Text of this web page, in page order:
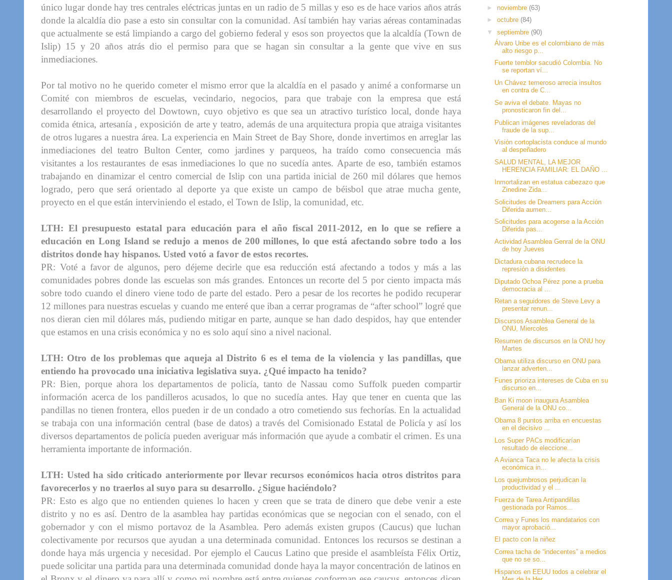
único lugar donde hay tres centrales eléctricas juntas en un radio de 5 millas y eso es de hace varios años atrás
donde la alcaldía dio pase a esto sin consultar con la comunidad. Así también hay varias aéreas contaminadas
que actualmente se está limpiando a cargo del gobierno federal y esos son proyectos que la alcaldía (Town de
Islip) 15 y 20 años atrás dio el permiso para que se hagan sin consultar a la gente que vive en sus
inmediaciones.
Por tal motivo no he querido cometer el mismo error que la alcaldía en el pasado y animé a conformarse un
Comité con miembros de escuelas, vecindario, negocios, para que trabaje con la empresa que está
desarrollando el proyecto del Dowtown, cuyo objetivo es que sea un atractivo turístico local, donde haya
comida étnica, artesanía , exposición de arte y teatro, además de una arquitectura propia que atraiga visitantes
de otros lugares a nuestra área. La experiencia en Main Street de Bay Shore, donde invertimos en arreglar las
inmediaciones del teatro Bulton Center, como jardines y parqueos, ha traído como consecuencia más
visitantes a los restaurantes de esas inmediaciones lo que no sucedía antes. Aparte de eso, también estamos
trabajando en dinamizar el centro comercial de Islip con una partida inicial de 260 mil dólares que hemos
logrado, pero que será orientado al deporte ya que existe un campo de béisbol que atrae mucha gente,
proyecto en el que están interviniendo el estado, el Town de Islip, la comunidad, etc.
LTH: El presupuesto estatal para educación para el año fiscal 2011-2012, en lo que se refiere a
educación en Long Island se redujo a menos de 200 millones, lo que está afectando sobre todo a los
distritos donde hay hispanos. Usted votó a favor de estos recortes.
PR: Voté a favor de algunos, pero déjeme decirle que esa reducción está afectando a todos y más a las
comunidades pobres donde las escuelas son más grandes. Entonces un recorte del 5 por ciento impacta más
sobre todo cuando el dinero viene todo de parte del estado. Pero a pesar de los recortes he podido recuperar
12 millones para nuestras escuelas y cuando me enteré que iban a cerrar programas de “after school” logré que
nos dieran cien mil dólares más, pudiendo mitigar en parte, aunque se han dado despidos, hay que entender
que estamos en una crisis económica y no es solo aquí sino a nivel nacional.
LTH: Otro de los problemas que aqueja al Distrito 6 es el tema de la violencia y las pandillas, que
entiendo ha provocado una iniciativa legislativa suya. ¿Qué impacto ha tenido?
PR: Bien, porque ahora los departamentos de policía, tanto de Nassau como Suffolk pueden compartir
información acerca de los pandilleros acusados, lo que no sucedía antes. Hay que tener en cuenta que las
pandillas no tienen frontera, ellos pueden ir de un condado a otro cometiendo sus fechorías. En la actualidad
se trabaja con una información central (base de datos) a través del Comisionado Estatal de Policía y así los
diversos departamentos de policía pueden averiguar más información que ayude a combatir el crimen. Es una
herramienta importante de información.
LTH: Usted ha sido criticado anteriormente por llevar recursos económicos hacia otros distritos para
favorecerlos y no traerlos al suyo para su desarrollo. ¿Sigue haciéndolo?
PR: Esto es algo que no entienden quienes lo hacen y creen que se trata de dinero que debe venir a este
distrito y no es así. Dentro de la asamblea hay partidas económicas que se negocian con el senado, con el
gobernador y con el mismo portavoz de la Asamblea. Pero además existen grupos (Caucus) que luchan
colectivamente por recursos que ayudan a una determinada comunidad. Entonces los recursos se destinan a
donde haya más urgencia y necesidad. Por ejemplo el Caucus Latino que preside el asambleísta Félix Ortiz,
puede solicitar una partida para una determinada comunidad donde haya la mayor concentración de latinos en
► noviembre (63)
► octubre (84)
▼ septiembre (90)
Álvaro Uribe es el colombiano de más
alto riesgo p...
Fuerte temblor sacudió Colombia. No
se reportan ví...
Un Chávez temeroso arrecia insultos
en contra de C...
Se aviva el debate. Mayas no
pronosticaron fin del...
Publican imágenes reveladoras del
fraude de la sup...
Visión cortoplacista conduce al mundo
al despeñadero
SALUD MENTAL, LA MEJOR
HERENCIA FAMILIAR: EL DAÑO ...
Inmortalizan en estatua cabezazo que
Zinedine Zida...
Solicitudes de Dreamers para Acción
Diferida aumen...
Solicitudes para acogerse a la Acción
Diferida pas...
Actividad Asamblea Genral de la ONU
de hoy Jueves
Dictadura cubana recrudece la
represión a disidentes
Diputado Ochoa Pérez pone a prueba
democracia al ...
Retan a seguidores de Steve Levy a
presentar renun...
Discursos Asamblea General de la
ONU, Miercoles
Resumen de discursos en la ONU hoy
Martes
Obama utiliza discurso en ONU para
lanzar adverten...
Funes prioriza intereses de Cuba en su
discurso en...
Ban Ki moon inaugura Asamblea
General de la ONU co...
Obama 8 puntos arriba en encuestas
en el decisivo ...
Los Super PACs modificarían
resultado de eleccione...
A Avianca Taca no le afecta la crisis
económica in...
Los quejumbrosos perjudican la
productividad y el ...
Fuerza de Tarea Antipandillas
gestionada por Ramos...
Correa y Funes los mandatarios con
mayor aprobació...
El pacto con la niñez
Correa tacha de “indecentes” a medios
que no se so...
Hispanos en EEUU todos a celebrar el